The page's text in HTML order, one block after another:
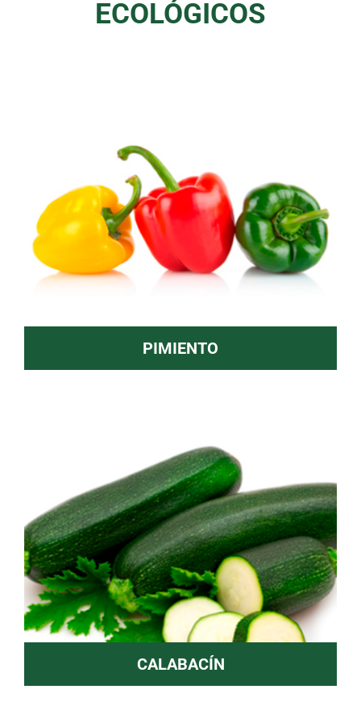
ECOLÓGICOS
PIMIENTO
CALABACÍN